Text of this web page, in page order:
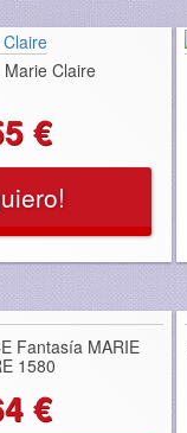
Claire
€
Fantasía MARIE
1580
€